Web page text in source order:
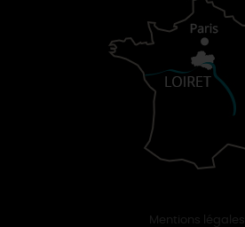
Mentions légales